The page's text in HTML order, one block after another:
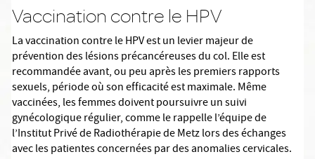
Vaccination contre le HPV
La vaccination contre le HPV est un levier majeur de
prévention des lésions précancéreuses du col. Elle est
recommandée avant, ou peu après les premiers rapports
sexuels, période où son efficacité est maximale. Même
vaccinées, les femmes doivent poursuivre un suivi
gynécologique régulier, comme le rappelle l’équipe de
l’Institut Privé de Radiothérapie de Metz lors des échanges
avec les patientes concernées par des anomalies cervicales.